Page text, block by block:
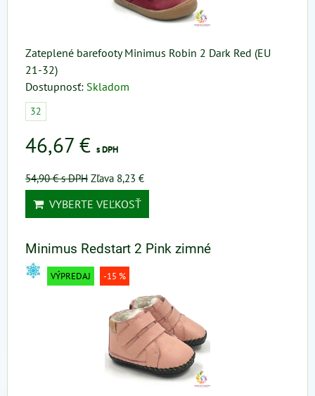
Zateplené barefooty Minimus Robin 2 Dark Red (EU
21-32)
Dostupnosť: Skladom
32
46,67 € s DPH
54,90 €s DPH Zľava 8,23 €
VYBERTE VEĽKOSŤ
Minimus Redstart 2 Pink zimné
VÝPREDAJ -15 %